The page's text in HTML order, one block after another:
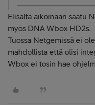
Elisalta aikoinaan saatu
myös DNA Wbox HD2s.
Tuossa Netgemissä ei
mahdollista että olisi
Wbox ei tosin hae